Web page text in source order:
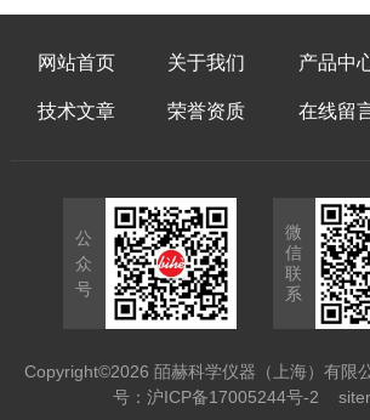
网站首页 关于我们 产品中
技术文章 荣誉资质 在线留
公
众
号
微
信
联
系
Copyright©2026 皕赫科学仪器（上海）有
号：沪ICP备17005244号-2